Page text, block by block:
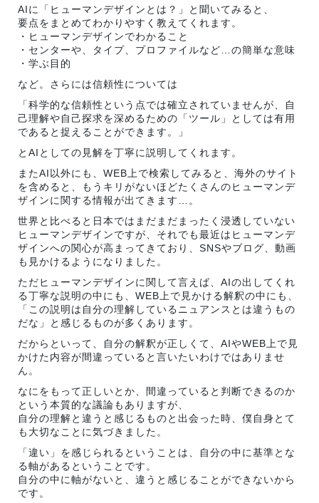
AIに「ヒューマンデザインとは？」と聞いてみると、
要点をまとめてわかりやすく教えてくれます。
・ヒューマンデザインでわかること
・センターや、タイプ、プロファイルなど…の簡単な意味
・学ぶ目的
など。さらには信頼性については
「科学的な信頼性という点では確立されていませんが、自
己理解や自己探求を深めるための「ツール」としては有用
であると捉えることができます。」
とAIとしての見解を丁寧に説明してくれます。
またAI以外にも、WEB上で検索してみると、海外のサイト
を含めると、もうキリがないほどたくさんのヒューマンデ
ザインに関する情報が出てきます…。
世界と比べると日本ではまだまだまったく浸透していない
ヒューマンデザインですが、それでも最近はヒューマンデ
ザインへの関心が高まってきており、SNSやブログ、動画
も見かけるようになりました。
ただヒューマンデザインに関して言えば、AIの出してくれ
る丁寧な説明の中にも、WEB上で見かける解釈の中にも、
「この説明は自分の理解しているニュアンスとは違うもの
だな」と感じるものが多くあります。
だからといって、自分の解釈が正しくて、AIやWEB上で見
かけた内容が間違っていると言いたいわけではありませ
ん。
なにをもって正しいとか、間違っていると判断できるのか
という本質的な議論もありますが、
自分の理解と違うと感じるものと出会った時、僕自身とて
も大切なことに気づきました。
「違い」を感じられるということは、自分の中に基準とな
る軸があるということです。
自分の中に軸がないと、違うと感じることができないから
です。